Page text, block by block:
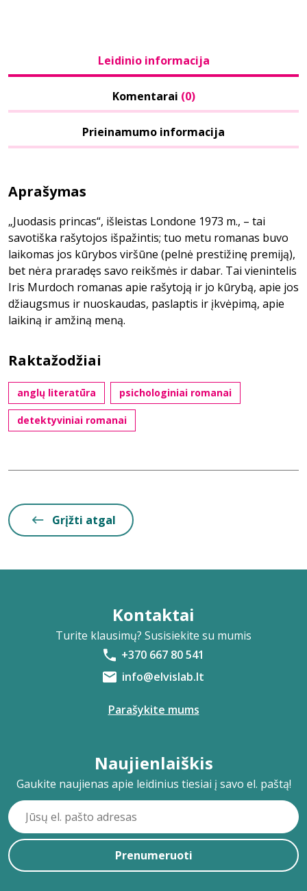
Leidinio informacija
Komentarai (0)
Prieinamumo informacija
Aprašymas
„Juodasis princas“, išleistas Londone 1973 m., – tai
savotiška rašytojos išpažintis; tuo metu romanas buvo
laikomas jos kūrybos viršūne (pelnė prestižinę premiją),
bet nėra praradęs savo reikšmės ir dabar. Tai vienintelis
Iris Murdoch romanas apie rašytoją ir jo kūrybą, apie jos
džiaugsmus ir nuoskaudas, paslaptis ir įkvėpimą, apie
laikiną ir amžiną meną.
Raktažodžiai
anglų literatūra psichologiniai romanai
detektyviniai romanai
Grįžti atgal
Kontaktai
Turite klausimų? Susisiekite su mumis
+370 667 80 541
info@elvislab.lt
Parašykite mums
Naujienlaiškis
Gaukite naujienas apie leidinius tiesiai į savo el. paštą!
Prenumeruoti